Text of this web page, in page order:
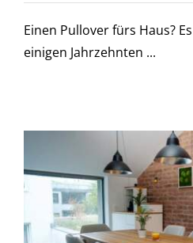
Einen Pullover fürs Haus?
einigen Jahrzehnten ...